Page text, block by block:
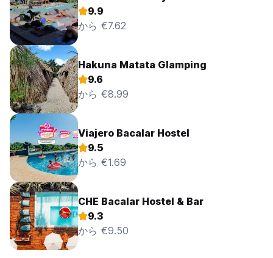
9.9
から €7.62
Hakuna Matata Glamping
9.6
から €8.99
Viajero Bacalar Hostel
9.5
から €1.69
CHE Bacalar Hostel & Bar
9.3
から €9.50